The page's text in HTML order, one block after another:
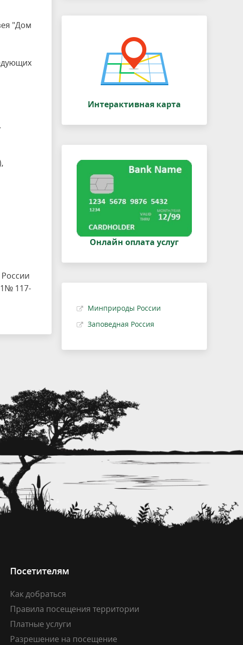
"Дом
117-
Интерактивная карта
Онлайн оплата услуг
Минприроды России
Заповедная Россия
Посетителям
Как добраться
Правила посещения территории
Платные услуги
Разрешение на посещение